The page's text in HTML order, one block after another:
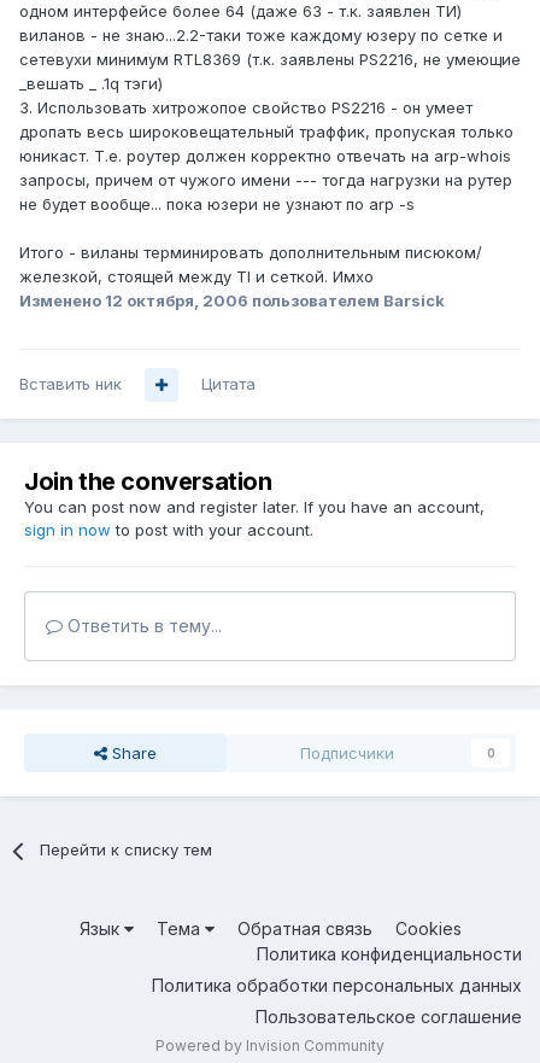
одном интерфейсе более 64 (даже 63 - т.к. заявлен ТИ)
виланов - не знаю...2.2-таки тоже каждому юзеру по сетке и
сетевухи минимум RTL8369 (т.к. заявлены PS2216, не умеющие
_вешать _ .1q тэги)
3. Использовать хитрожопое свойство PS2216 - он умеет
дропать весь широковещательный траффик, пропуская только
юникаст. Т.е. роутер должен корректно отвечать на arp-whois
запросы, причем от чужого имени --- тогда нагрузки на рутер
не будет вообще... пока юзери не узнают по arp -s
Итого - виланы терминировать дополнительным писюком/
железкой, стоящей между TI и сеткой. Имхо
Изменено 12 октября, 2006 пользователем Barsick
Вставить ник Цитата
Join the conversation
You can post now and register later. If you have an account,
sign in now to post with your account.
Ответить в тему...
Share Подписчики 0
Перейти к списку тем
Язык Тема Обратная связь
Cookies
Политика конфиденциальности
Политика обработки персональных данных
Пользовательское соглашение
Powered by Invision Community